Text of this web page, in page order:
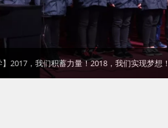
】2017，我们积蓄力量！2018，我们实现梦想！